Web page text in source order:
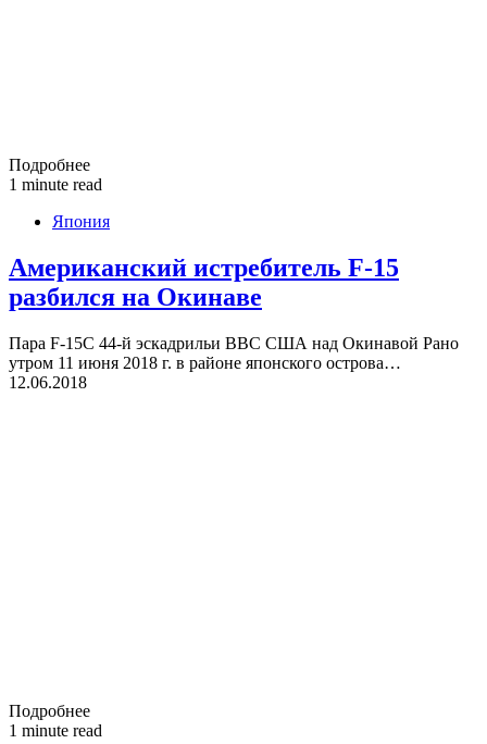
Подробнее
1 minute read
Япония
Американский истребитель F-15
разбился на Окинаве
Пара F-15C 44-й эскадрильи ВВС США над Окинавой Рано
утром 11 июня 2018 г. в районе японского острова…
12.06.2018
Подробнее
1 minute read